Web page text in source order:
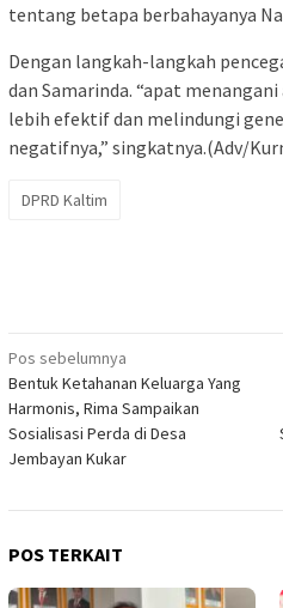
tentang betapa berbahayanya
Dengan langkah-langkah
dan Samarinda. “apat
lebih efektif dan melindungi
negatifnya,” singkatnya.(Adv/
DPRD Kaltim
Navigasi
pos
Pos sebelumnya
Bentuk Ketahanan Keluarga Yang
Harmonis, Rima Sampaikan
Sosialisasi Perda di Desa
Jembayan Kukar
POS TERKAIT